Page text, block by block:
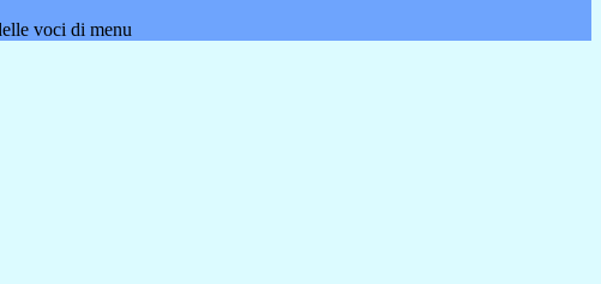
voci di menu